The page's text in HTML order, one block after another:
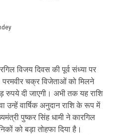
विजय दिवस की पूर्व संध्या पर
परमवीर चक्र विजेताओं को मिलने
रुपये दी जाएगी। अभी तक यह राशि
वार्षिक अनुदान राशि के रूप में
पुष्कर सिंह धामी ने कारगिल
को बड़ा तोहफा दिया है।